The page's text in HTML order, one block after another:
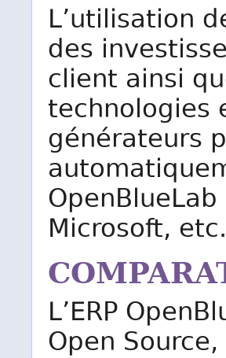
L’utilisation
des
client ainsi
technologies
générateurs
Microsoft,
L’ERP
Open